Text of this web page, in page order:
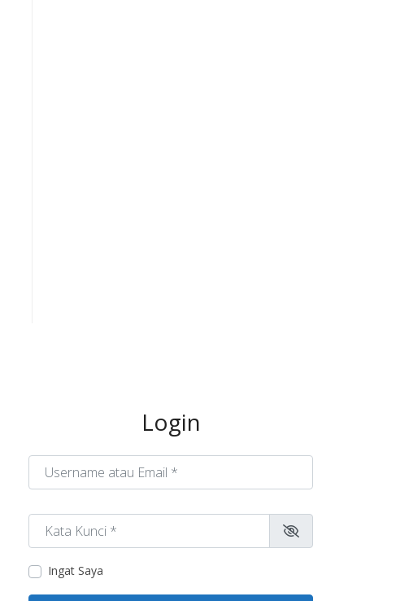
Login
Username atau Email*
Kata Kunci
Ingat Saya